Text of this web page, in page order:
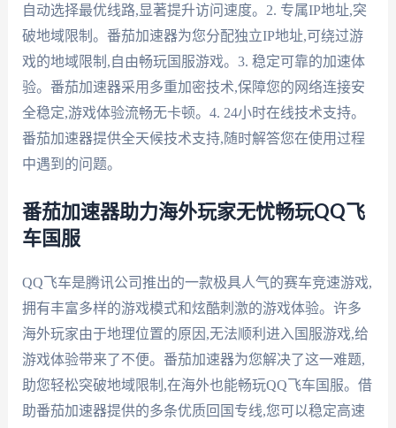
自动选择最优线路,显著提升访问速度。2. 专属IP地址,突
破地域限制。番茄加速器为您分配独立IP地址,可绕过游
戏的地域限制,自由畅玩国服游戏。3. 稳定可靠的加速体
验。番茄加速器采用多重加密技术,保障您的网络连接安
全稳定,游戏体验流畅无卡顿。4. 24小时在线技术支持。
番茄加速器提供全天候技术支持,随时解答您在使用过程
中遇到的问题。
番茄加速器助力海外玩家无忧畅玩QQ飞
车国服
QQ飞车是腾讯公司推出的一款极具人气的赛车竞速游戏,
拥有丰富多样的游戏模式和炫酷刺激的游戏体验。许多
海外玩家由于地理位置的原因,无法顺利进入国服游戏,给
游戏体验带来了不便。番茄加速器为您解决了这一难题,
助您轻松突破地域限制,在海外也能畅玩QQ飞车国服。借
助番茄加速器提供的多条优质回国专线,您可以稳定高速